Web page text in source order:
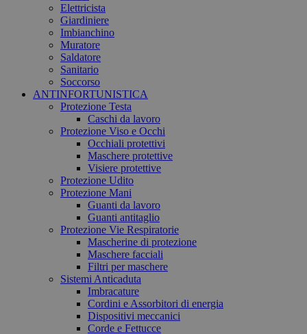
Elettricista
Giardiniere
Imbianchino
Muratore
Saldatore
Sanitario
Soccorso
ANTINFORTUNISTICA
Protezione Testa
Caschi da lavoro
Protezione Viso e Occhi
Occhiali protettivi
Maschere protettive
Visiere protettive
Protezione Udito
Protezione Mani
Guanti da lavoro
Guanti antitaglio
Protezione Vie Respiratorie
Mascherine di protezione
Maschere facciali
Filtri per maschere
Sistemi Anticaduta
Imbracature
Cordini e Assorbitori di energia
Dispositivi meccanici
Corde e Fettucce